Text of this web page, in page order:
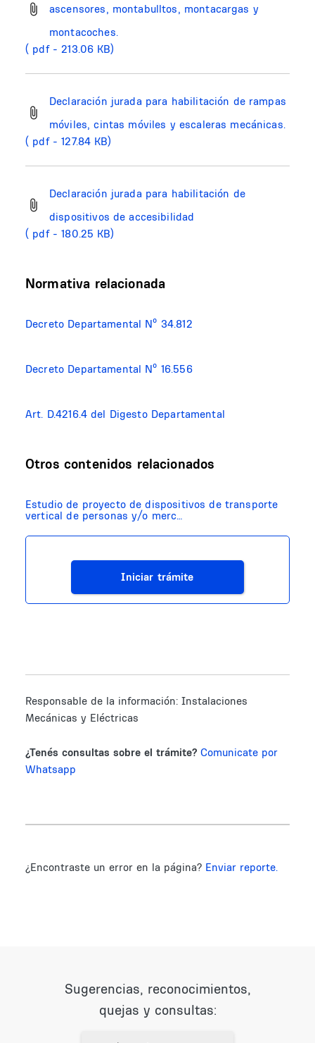
ascensores, montabulltos, montacargas y
montacoches.
( pdf - 213.06 KB)
Declaración jurada para habilitación de rampas
móviles, cintas móviles y escaleras mecánicas.
( pdf - 127.84 KB)
Declaración jurada para habilitación de
dispositivos de accesibilidad
( pdf - 180.25 KB)
Normativa relacionada
Decreto Departamental Nº 34.812
Decreto Departamental Nº 16.556
Art. D.4216.4 del Digesto Departamental
Otros contenidos relacionados
Estudio de proyecto de dispositivos de transporte
vertical de personas y/o merc…
Iniciar trámite
Responsable de la información: Instalaciones
Mecánicas y Eléctricas
¿Tenés consultas sobre el trámite? Comunicate por
Whatsapp
¿Encontraste un error en la página? Enviar reporte.
Sugerencias, reconocimientos,
quejas y consultas: